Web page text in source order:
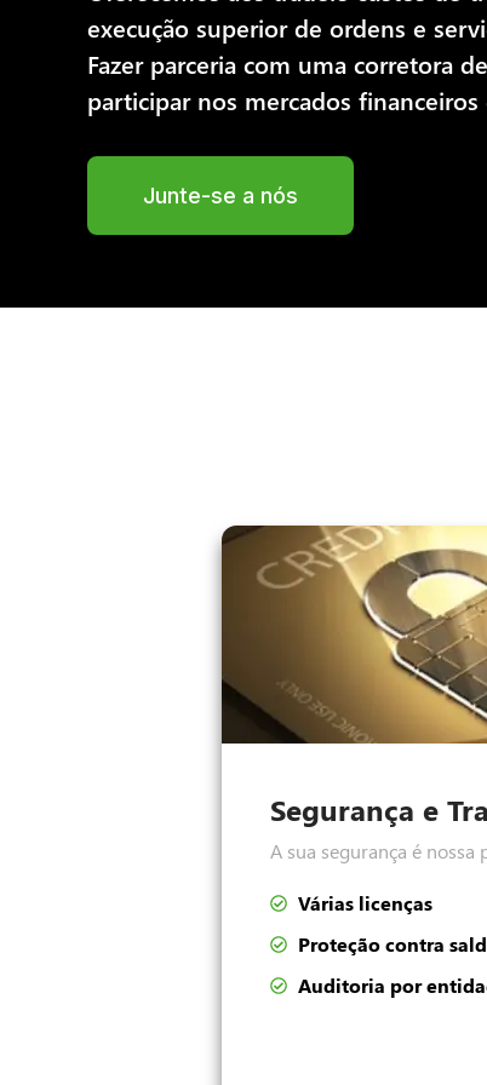
execução superior de ordens e
Fazer parceria com uma corretora
participar nos mercados
Junte-se a nós
Segurança e
A sua segurança é nossa
Várias licenças
Proteção contra
Auditoria por